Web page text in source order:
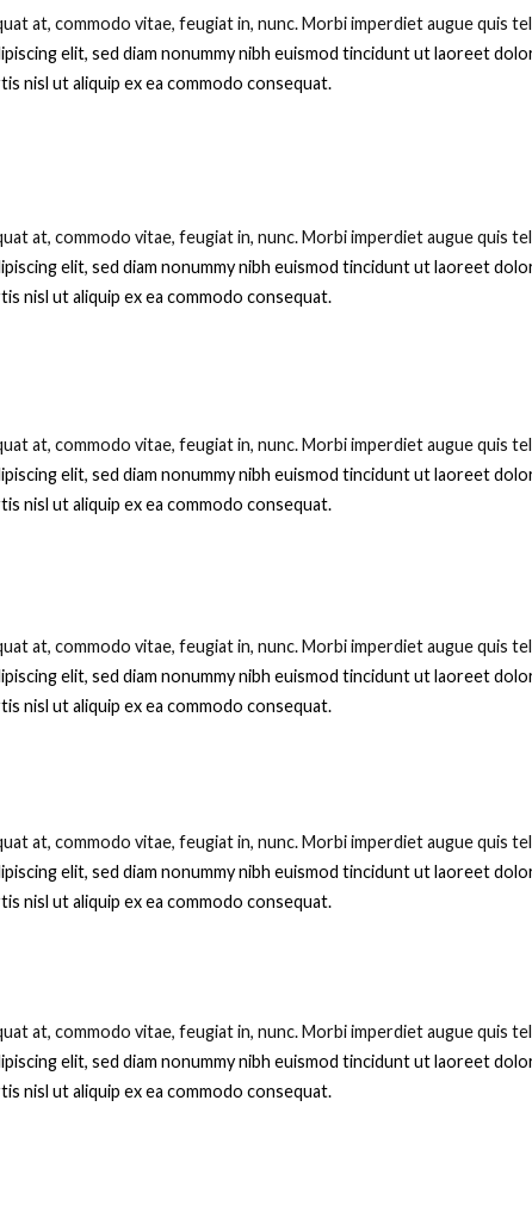
at, commodo vitae, feugiat in, nunc. Morbi imperdiet augue quis
elit, sed diam nonummy nibh euismod tincidunt ut laoreet
nisl ut aliquip ex ea commodo consequat.
at, commodo vitae, feugiat in, nunc. Morbi imperdiet augue quis
elit, sed diam nonummy nibh euismod tincidunt ut laoreet
nisl ut aliquip ex ea commodo consequat.
at, commodo vitae, feugiat in, nunc. Morbi imperdiet augue quis
elit, sed diam nonummy nibh euismod tincidunt ut laoreet
nisl ut aliquip ex ea commodo consequat.
at, commodo vitae, feugiat in, nunc. Morbi imperdiet augue quis
elit, sed diam nonummy nibh euismod tincidunt ut laoreet
nisl ut aliquip ex ea commodo consequat.
at, commodo vitae, feugiat in, nunc. Morbi imperdiet augue quis
elit, sed diam nonummy nibh euismod tincidunt ut laoreet
nisl ut aliquip ex ea commodo consequat.
at, commodo vitae, feugiat in, nunc. Morbi imperdiet augue quis
elit, sed diam nonummy nibh euismod tincidunt ut laoreet
nisl ut aliquip ex ea commodo consequat.